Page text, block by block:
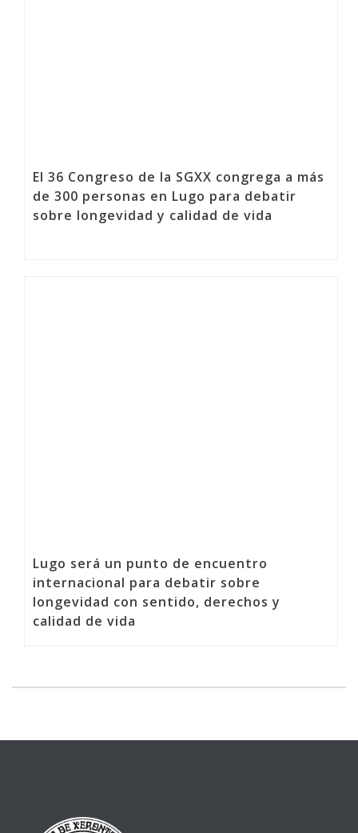
El 36 Congreso de la SGXX congrega a más
de 300 personas en Lugo para debatir
sobre longevidad y calidad de vida
Lugo será un punto de encuentro
internacional para debatir sobre
longevidad con sentido, derechos y
calidad de vida